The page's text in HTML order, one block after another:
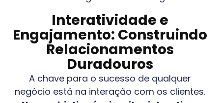
Interatividade e
Engajamento: Construindo
Relacionamentos
Duradouros
A chave para o sucesso de qualquer
negócio está na interação com os clientes.